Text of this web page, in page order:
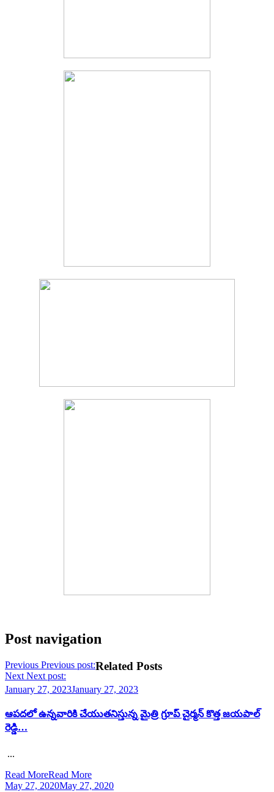
Post navigation
Previous Previous post:
Next Next post:
Related Posts
January 27, 2023January 27, 2023
ఆపదలో ఉన్నవారికి చేయుతనిస్తున్న మైత్రి గ్రూప్ చైర్మన్ కొత్త జయపాల్
రెడ్డి…
...
Read MoreRead More
May 27, 2020May 27, 2020